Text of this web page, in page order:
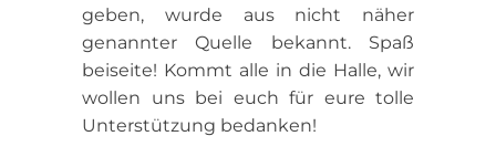
geben, wurde aus nicht näher
genannter Quelle bekannt. Spaß
beiseite! Kommt alle in die Halle, wir
wollen uns bei euch für eure tolle
Unterstützung bedanken!